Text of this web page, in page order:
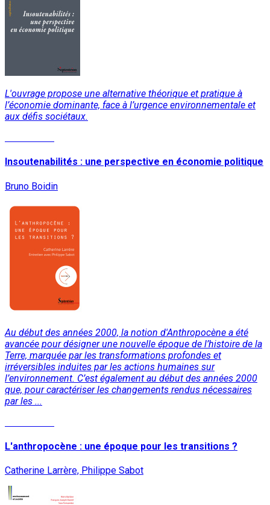
L'ouvrage propose une alternative théorique et pratique à
l’économie dominante, face à l’urgence environnementale et
aux défis sociétaux.
Insoutenabilités : une perspective en économie politique
Bruno Boidin
Au début des années 2000, la notion d'Anthropocène a été
avancée pour désigner une nouvelle époque de l’histoire de la
Terre, marquée par les transformations profondes et
irréversibles induites par les actions humaines sur
l’environnement. C’est également au début des années 2000
que, pour caractériser les changements rendus nécessaires
par les ...
L'anthropocène : une époque pour les transitions ?
Catherine Larrère, Philippe Sabot